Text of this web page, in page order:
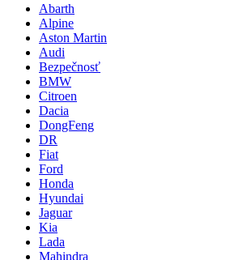
Abarth
Alpine
Aston Martin
Audi
Bezpečnosť
BMW
Citroen
Dacia
DongFeng
DR
Fiat
Ford
Honda
Hyundai
Jaguar
Kia
Lada
Mahindra